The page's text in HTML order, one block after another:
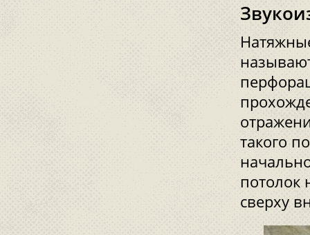
такого
потолок
сверху